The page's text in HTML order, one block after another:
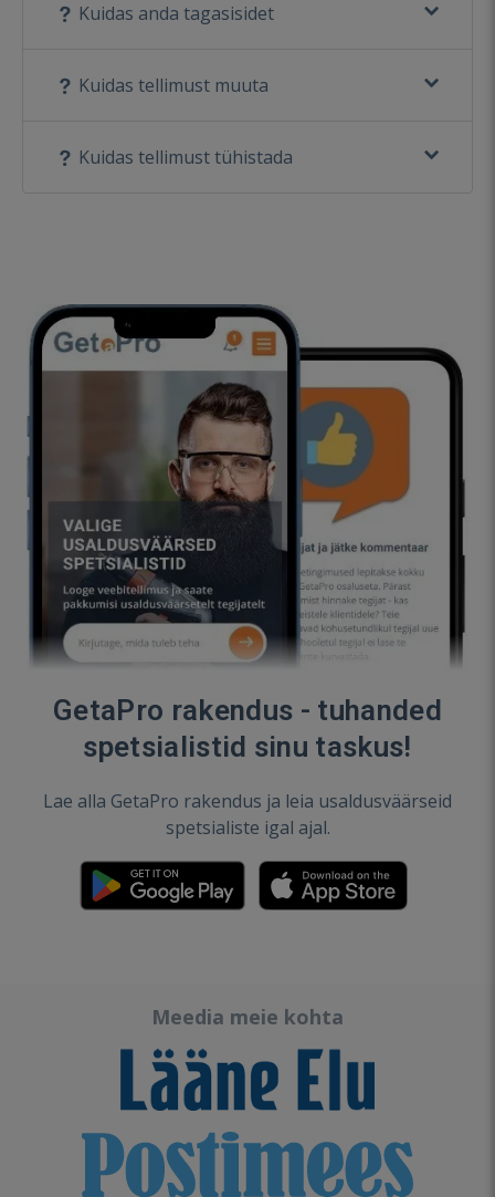
Kuidas anda tagasisidet
Kuidas tellimust muuta
Kuidas tellimust tühistada
GetaPro rakendus - tuhanded
spetsialistid sinu taskus!
Lae alla GetaPro rakendus ja leia usaldusväärseid
spetsialiste igal ajal.
Meedia meie kohta